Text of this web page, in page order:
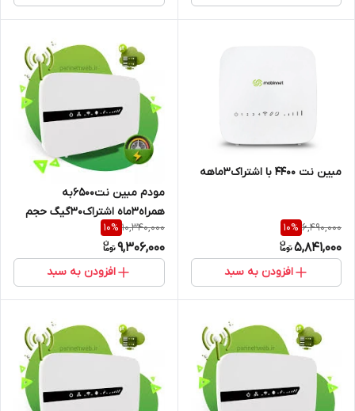
مبین نت 4400 با اشتراک۳ماهه
6,490,000
10%
5,841,000
افزودن به سبد
مودم مبین نت6500به
همراه3ماه اشتراک30گیگ حجم
10,340,000
10%
9,306,000
افزودن به سبد